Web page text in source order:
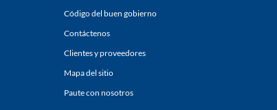
Código del buen gobierno
Contáctenos
Clientes y proveedores
Mapa del sitio
Paute con nosotros